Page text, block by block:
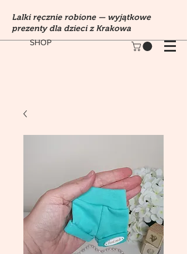
SHOP
Lalki ręcznie robione — wyjątkowe
prezenty dla dzieci z Krakowa